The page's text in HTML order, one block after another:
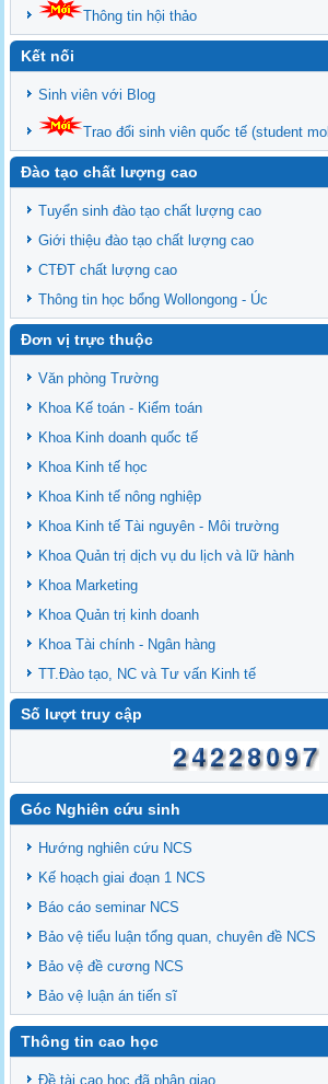
Thông tin hội thảo
Kết nối
Sinh viên với Blog
Trao đổi sinh viên quốc tế (student
Đào tạo chất lượng cao
Tuyển sinh đào tạo chất lượng cao
Giới thiệu đào tạo chất lượng cao
CTĐT chất lượng cao
Thông tin học bổng Wollongong - Úc
Đơn vị trực thuộc
Văn phòng Trường
Khoa Kế toán - Kiểm toán
Khoa Kinh doanh quốc tế
Khoa Kinh tế học
Khoa Kinh tế nông nghiệp
Khoa Kinh tế Tài nguyên - Môi trường
Khoa Quản trị dịch vụ du lịch và lữ hành
Khoa Marketing
Khoa Quản trị kinh doanh
Khoa Tài chính - Ngân hàng
TT.Đào tạo, NC và Tư vấn Kinh tế
Số lượt truy cập
Góc Nghiên cứu sinh
Hướng nghiên cứu NCS
Kế hoạch giai đoạn 1 NCS
Báo cáo seminar NCS
Bảo vệ tiểu luận tổng quan, chuyên đề NCS
Bảo vệ đề cương NCS
Bảo vệ luận án tiến sĩ
Thông tin cao học
Đề tài cao học đã phân giao